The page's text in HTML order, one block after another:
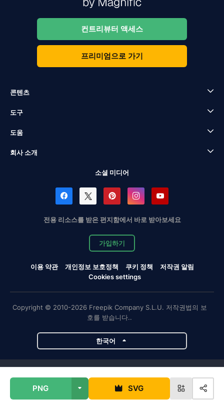
PNG SVG
컨트리뷰터 액세스
프리미엄으로 가기
콘텐츠
도구
도움
회사 소개
소셜 미디어
전용 리소스를 받은 편지함에서 바로 받아보세요
가입하기
이용 약관 개인정보 보호정책 쿠키 정책
저작권 알림
Cookies settings
Copyright © 2010-2026 Freepik Company S.L.U. 저작권법의 보
호를 받습니다..
한국어